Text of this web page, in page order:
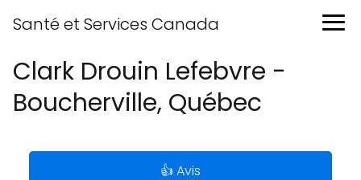
Santé et Services Canada
Clark Drouin Lefebvre -
Boucherville, Québec
👍 Avis